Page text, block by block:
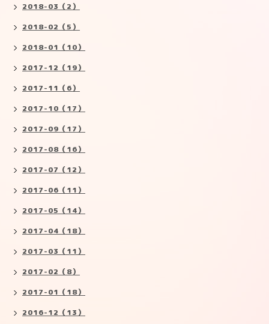
2018-03（2）
2018-02（5）
2018-01（10）
2017-12（19）
2017-11（6）
2017-10（17）
2017-09（17）
2017-08（16）
2017-07（12）
2017-06（11）
2017-05（14）
2017-04（18）
2017-03（11）
2017-02（8）
2017-01（18）
2016-12（13）